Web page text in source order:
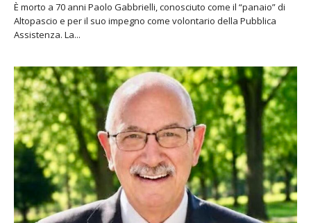
È morto a 70 anni Paolo Gabbrielli, conosciuto come il “panaio” di
Altopascio e per il suo impegno come volontario della Pubblica
Assistenza. La...